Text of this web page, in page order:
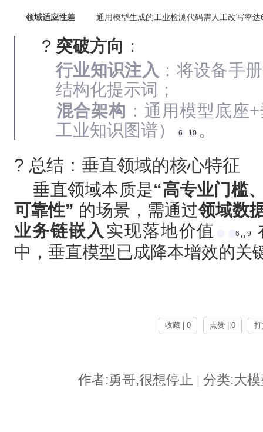
领域适应性差 通用模型生成的工业检测代码需人工改写率达
? ‌ 突破方向 ‌：
行业知识注入 ：将设备手
结构化提示词；
混合架构 ：通用模型底座
工业知识图谱）
6 10 。
? 总结：垂直领域的核心特征
垂直领域本质是‌“高专业门槛
可靠性” ‌ 的场景，需通过‌领域数
业务链嵌入 ‌实现落地价值 6 9
。
中，垂直模型已成降本增效的关
收藏 | 0 点赞 | 0
作者:勇哥,很想停止 | 分类:大